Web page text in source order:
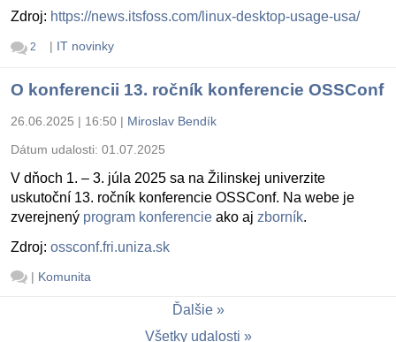
Zdroj: https://news.itsfoss.com/linux-desktop-usage-usa/
2 | IT novinky
O konferencii 13. ročník konferencie OSSConf
26.06.2025 | 16:50 | Miroslav Bendík
Dátum udalosti: 01.07.2025
V dňoch 1. – 3. júla 2025 sa na Žilinskej univerzite
uskutoční 13. ročník konferencie OSSConf. Na webe je
zverejnený program konferencie ako aj zborník.
Zdroj: ossconf.fri.uniza.sk
| Komunita
Ďalšie
Všetky udalosti